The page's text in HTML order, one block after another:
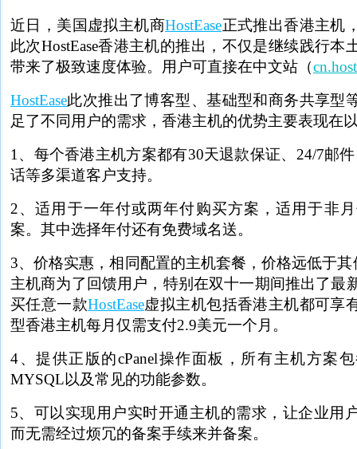
近日，美国虚拟主机商HostEase正式推出香港主机
此次HostEase香港主机的推出，不仅是继续践行本
带来了极致速度体验。用户可直接在中文站（
HostEase此次推出了博客型、基础型和商务共享型
足了不同用户的需求，香港主机的优势主要表现在
1、每个香港主机方案都有30天退款保证、24/7邮
话等多渠道客户支持。
2、适用于一年付或两年付购买方案，适用于非
案。其中选择年付还有免费域名送。
3、价格实惠，相同配置的主机套餐，价格远低于其
主机商为了回馈用户，特别在双十一期间推出了最
买任意一款HostEase虚拟主机包括香港主机都可享
型香港主机每月仅需支付2.9美元一个月。
4、提供正版的cPanel操作面板，所有主机方案
MYSQL以及常见的功能参数。
5、可以实现用户实时开通主机的需求，让企业用
而无需经过烦冗的备案手续来并备案。